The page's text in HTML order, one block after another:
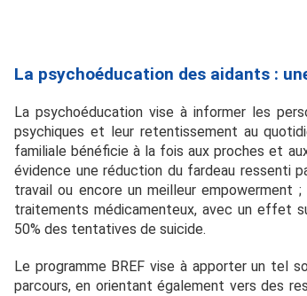
La psychoéducation des aidants :
La psychoéducation vise à informer les
psychiques et leur retentissement au
familiale bénéficie à la fois aux proches et
évidence une réduction du fardeau ressenti
travail ou encore un meilleur empowerment
traitements médicamenteux, avec un effet
50% des tentatives de suicide.
Le programme BREF vise à apporter un tel
parcours, en orientant également vers des